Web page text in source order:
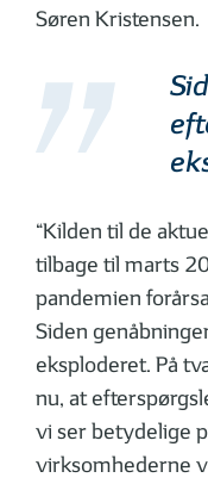
Søren Kristensen.
“Kilden til de
tilbage til marts
pandemien
Siden
eksploderet. På
nu, at
vi ser betydelige
virksomhederne